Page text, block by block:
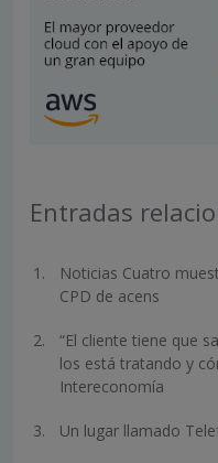
Entradas
Noticias Cuatro
CPD de acens
“El cliente tiene que
los está tratando y
Intereconomía
Un lugar llamado